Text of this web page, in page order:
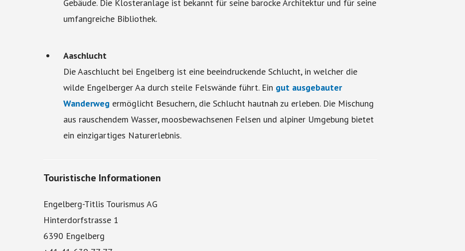
Gebäude. Die Klosteranlage ist bekannt für seine barocke Architektur und für seine
umfangreiche Bibliothek.
Aaschlucht
Die Aaschlucht bei Engelberg ist eine beeindruckende Schlucht, in welcher die
wilde Engelberger Aa durch steile Felswände führt. Ein gut ausgebauter
Wanderweg ermöglicht Besuchern, die Schlucht hautnah zu erleben. Die Mischung
aus rauschendem Wasser, moosbewachsenen Felsen und alpiner Umgebung bietet
ein einzigartiges Naturerlebnis.
Touristische Informationen
Engelberg-Titlis Tourismus AG
Hinterdorfstrasse 1
6390 Engelberg